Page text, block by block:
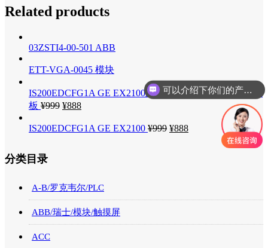
Related products
03ZSTI4-00-501 ABB
ETT-VGA-0045 模块
IS200EDCFG1A GE EX2100励磁控制器 励磁机直流反馈
板 ¥999 ¥888
IS200EDCFG1A GE EX2100 ¥999 ¥888
分类目录
A-B/罗克韦尔/PLC
ABB/瑞士/模块/触摸屏
ACC
可以介绍下你们的产品么